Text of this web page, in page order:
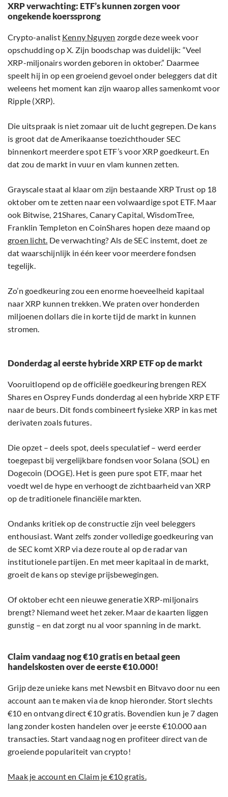
XRP verwachting: ETF’s kunnen zorgen voor
ongekende koerssprong
Crypto-analist Kenny Nguyen zorgde deze week voor
opschudding op X. Zijn boodschap was duidelijk: “Veel
XRP-miljonairs worden geboren in oktober.” Daarmee
speelt hij in op een groeiend gevoel onder beleggers dat dit
weleens het moment kan zijn waarop alles samenkomt voor
Ripple (XRP).
Die uitspraak is niet zomaar uit de lucht gegrepen. De kans
is groot dat de Amerikaanse toezichthouder SEC
binnenkort meerdere spot ETF’s voor XRP goedkeurt. En
dat zou de markt in vuur en vlam kunnen zetten.
Grayscale staat al klaar om zijn bestaande XRP Trust op 18
oktober om te zetten naar een volwaardige spot ETF. Maar
ook Bitwise, 21Shares, Canary Capital, WisdomTree,
Franklin Templeton en CoinShares hopen deze maand op
groen licht. De verwachting? Als de SEC instemt, doet ze
dat waarschijnlijk in één keer voor meerdere fondsen
tegelijk.
Zo’n goedkeuring zou een enorme hoeveelheid kapitaal
naar XRP kunnen trekken. We praten over honderden
miljoenen dollars die in korte tijd de markt in kunnen
stromen.
Donderdag al eerste hybride XRP ETF op de markt
Vooruitlopend op de officiële goedkeuring brengen REX
Shares en Osprey Funds donderdag al een hybride XRP ETF
naar de beurs. Dit fonds combineert fysieke XRP in kas met
derivaten zoals futures.
Die opzet – deels spot, deels speculatief – werd eerder
toegepast bij vergelijkbare fondsen voor Solana (SOL) en
Dogecoin (DOGE). Het is geen pure spot ETF, maar het
voedt wel de hype en verhoogt de zichtbaarheid van XRP
op de traditionele financiële markten.
Ondanks kritiek op de constructie zijn veel beleggers
enthousiast. Want zelfs zonder volledige goedkeuring van
de SEC komt XRP via deze route al op de radar van
institutionele partijen. En met meer kapitaal in de markt,
groeit de kans op stevige prijsbewegingen.
Of oktober echt een nieuwe generatie XRP-miljonairs
brengt? Niemand weet het zeker. Maar de kaarten liggen
gunstig – en dat zorgt nu al voor spanning in de markt.
Claim vandaag nog €10 gratis en betaal geen
handelskosten over de eerste €10.000!
Grijp deze unieke kans met Newsbit en Bitvavo door nu een
account aan te maken via de knop hieronder. Stort slechts
€10 en ontvang direct €10 gratis. Bovendien kun je 7 dagen
lang zonder kosten handelen over je eerste €10.000 aan
transacties. Start vandaag nog en profiteer direct van de
groeiende populariteit van crypto!
Maak je account en Claim je €10 gratis.